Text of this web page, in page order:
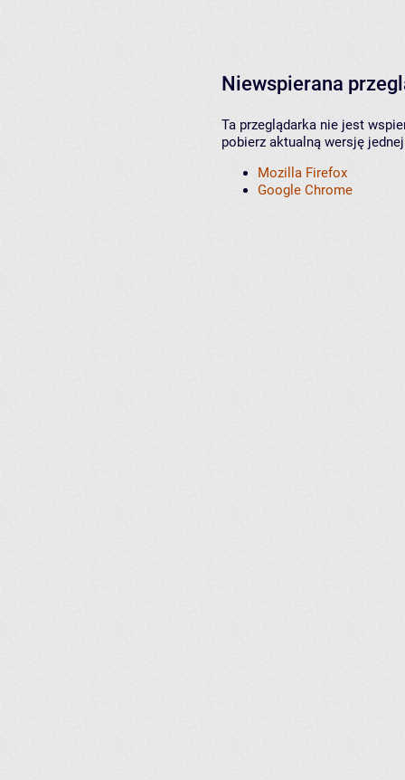
Niewspierana
Ta przeglądarka nie jest
pobierz aktualną wersję
Mozilla Firefox
Google Chrome